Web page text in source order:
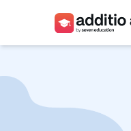
Centres